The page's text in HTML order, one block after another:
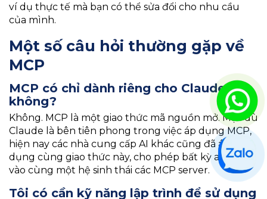
ví dụ thực tế mà bạn có thể sửa đổi cho nhu cầu
của mình.
Một số câu hỏi thường gặp về
MCP
MCP có chỉ dành riêng cho Claude
không?
Không. MCP là một giao thức mã nguồn mở. Mặc dù
Claude là bên tiên phong trong việc áp dụng MCP,
hiện nay các nhà cung cấp AI khác cũng đã áp
dụng cùng giao thức này, cho phép bất kỳ ai kết nối
vào cùng một hệ sinh thái các MCP server.
Tôi có cần kỹ năng lập trình để sử dụng